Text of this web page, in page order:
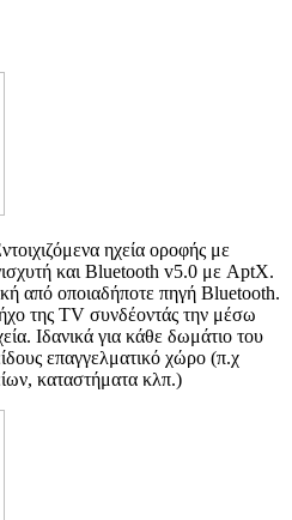
ηχεία οροφής με
και Bluetooth v5.0 με AptX.
από οποιαδήποτε πηγή Bluetooth.
της TV συνδέοντάς την μέσω
Ιδανικά για κάθε δωμάτιο του
επαγγελματικό χώρο (π.χ
καταστήματα κλπ.)